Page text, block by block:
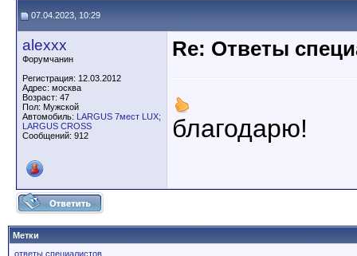
07.04.2023, 10:29
alexxx
Форумчанин
Регистрация: 12.03.2012
Адрес: москва
Возраст: 47
Пол: Мужской
Автомобиль: LARGUS 7мест LUX;
LARGUS CROSS
Сообщений: 912
Re: Ответы
благодарю!
Метки
ответы специалистов